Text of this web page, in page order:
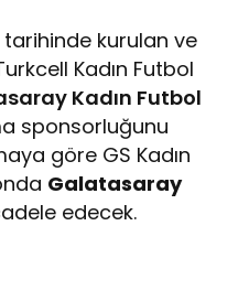
tarihinde kurulan ve
Kadın Futbol
Kadın Futbol
sponsorluğunu
göre GS Kadın
Galatasaray
edecek.